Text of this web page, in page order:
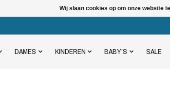
DAMES KINDEREN BABY'S SALE
Wij slaan cookies op om onze website